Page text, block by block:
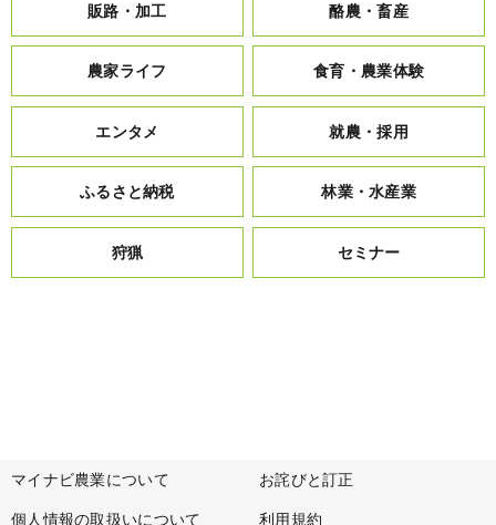
販路・加工 酪農・畜産
農家ライフ 食育・農業体験
エンタメ 就農・採用
ふるさと納税 林業・水産業
狩猟 セミナー
マイナビ農業について お詫びと訂正
個人情報の取扱いについて 利用規約